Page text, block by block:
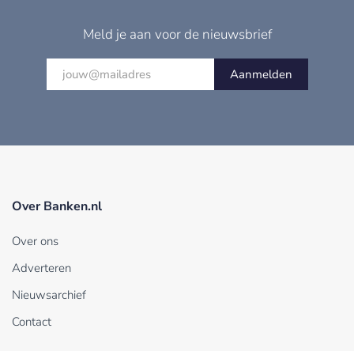
Meld je aan voor de nieuwsbrief
Aanmelden
Over Banken.nl
Over ons
Adverteren
Nieuwsarchief
Contact